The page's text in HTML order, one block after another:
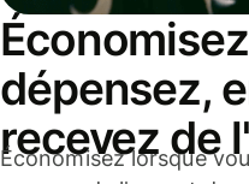
dépensez,
recevez de
Économisez lorsque